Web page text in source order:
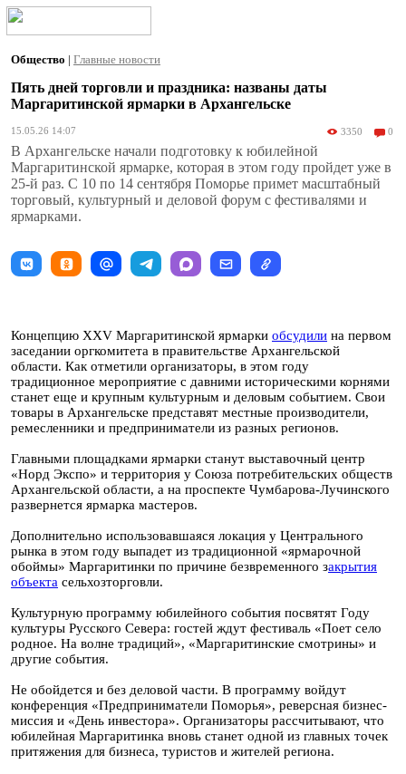
Общество | Главные новости
Пять дней торговли и праздника: названы даты
Маргаритинской ярмарки в Архангельске
15.05.26 14:07 3350 0
В Архангельске начали подготовку к юбилейной
Маргаритинской ярмарке, которая в этом году пройдет уже в
25-й раз. С 10 по 14 сентября Поморье примет масштабный
торговый, культурный и деловой форум с фестивалями и
ярмарками.
Концепцию XXV Маргаритинской ярмарки обсудили на первом
заседании оргкомитета в правительстве Архангельской
области. Как отметили организаторы, в этом году
традиционное мероприятие с давними историческими корнями
станет еще и крупным культурным и деловым событием. Свои
товары в Архангельске представят местные производители,
ремесленники и предприниматели из разных регионов.
Главными площадками ярмарки станут выставочный центр
«Норд Экспо» и территория у Союза потребительских обществ
Архангельской области, а на проспекте Чумбарова-Лучинского
развернется ярмарка мастеров.
Дополнительно использовавшаяся локация у Центрального
рынка в этом году выпадет из традиционной «ярмарочной
обоймы» Маргаритинки по причине безвременного закрытия
объекта сельхозторговли.
Культурную программу юбилейного события посвятят Году
культуры Русского Севера: гостей ждут фестиваль «Поет село
родное. На волне традиций», «Маргаритинские смотрины» и
другие события.
Не обойдется и без деловой части. В программу войдут
конференция «Предприниматели Поморья», реверсная бизнес-
миссия и «День инвестора». Организаторы рассчитывают, что
юбилейная Маргаритинка вновь станет одной из главных точек
притяжения для бизнеса, туристов и жителей региона.